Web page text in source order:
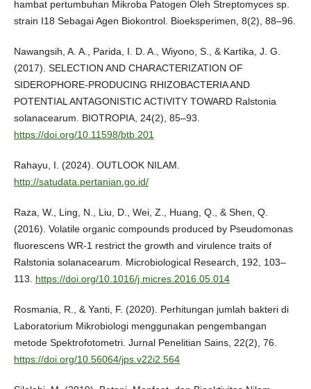
hambat pertumbuhan Mikroba Patogen Oleh Streptomyces sp.
strain I18 Sebagai Agen Biokontrol. Bioeksperimen, 8(2), 88–96.
Nawangsih, A. A., Parida, I. D. A., Wiyono, S., & Kartika, J. G.
(2017). SELECTION AND CHARACTERIZATION OF
SIDEROPHORE-PRODUCING RHIZOBACTERIA AND
POTENTIAL ANTAGONISTIC ACTIVITY TOWARD Ralstonia
solanacearum. BIOTROPIA, 24(2), 85–93.
https://doi.org/10.11598/btb.201
Rahayu, I. (2024). OUTLOOK NILAM.
http://satudata.pertanian.go.id/
Raza, W., Ling, N., Liu, D., Wei, Z., Huang, Q., & Shen, Q.
(2016). Volatile organic compounds produced by Pseudomonas
fluorescens WR-1 restrict the growth and virulence traits of
Ralstonia solanacearum. Microbiological Research, 192, 103–
113. https://doi.org/10.1016/j.micres.2016.05.014
Rosmania, R., & Yanti, F. (2020). Perhitungan jumlah bakteri di
Laboratorium Mikrobiologi menggunakan pengembangan
metode Spektrofotometri. Jurnal Penelitian Sains, 22(2), 76.
https://doi.org/10.56064/jps.v22i2.564